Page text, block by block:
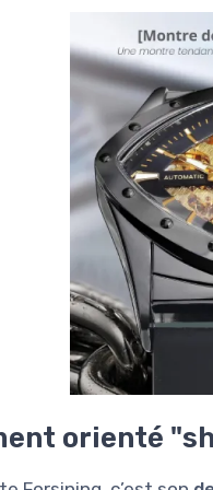
orienté